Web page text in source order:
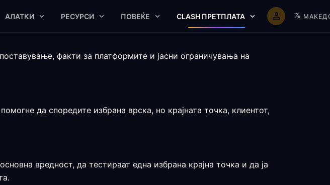
АЛАТКИ РЕСУРСИ ПОВЕЌЕ CLASH ПРЕТПЛАТА
факти за платформите и јасни ограничувања на
да споредите избрана врска, но крајната точка, клиентот,
вредност, да тестираат една избрана крајна точка и да ја